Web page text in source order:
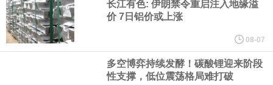
据报道，威刚近日在法说会上表示，在需求增加、价格走高及货源
稳定的三大有利因素带动下，预期第3季度营运将优于第2季度，并
进一步扩大全年营运成果。
长江有色: 伊朗禁令重启注入地缘溢
价 7日铝价或上涨
08-07
多空博弈持续发酵！碳酸锂迎来阶段
性支撑，低位震荡格局难打破